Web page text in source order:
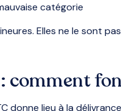
catégorie
Elles ne le sont
: comment
donne lieu à la délivrance